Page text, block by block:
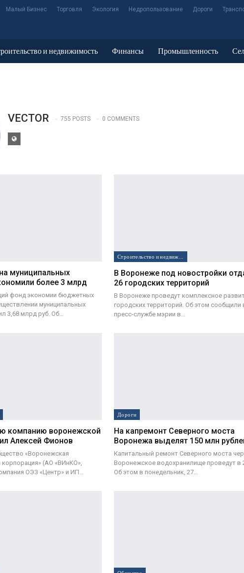
Малый Бизнес Торговля Экология Недропользование Дороги
и недвижимость Финансы Промышленность
VECTOR 755 POSTS 0 COMMENTS
муниципальных
более 3 млрд
фонд экономии бюджетных
муниципальных
3,68 млрд руб. Об…
В Воронеже под новостройки
26 городских территорий
В Воронеже проведут комплексное
городских территорий. Об этом сообщили
пресс-службе мэрии в…
компанию воронежской
Алексей Фионов
«Воронежская
корпорация» (АО «ВИнКО»,
ОЭЗ «Центр» и ИП…
Дороги
На капремонт Северного моста
Воронежа выделят 150 млн
Капитальный ремонт Северного моста
Воронежское водохранилище проведут в
Об этом в понедельник, 27…